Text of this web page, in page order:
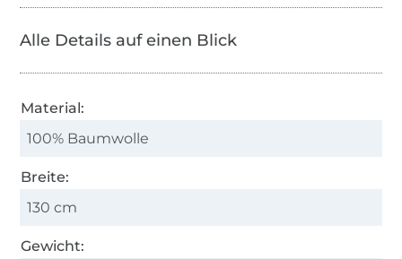
Alle Details auf einen Blick
Material:
100% Baumwolle
Breite:
130 cm
Gewicht: